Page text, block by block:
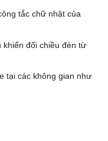
tắc chữ nhật của
khiển đổi chiều đèn từ
tại các không gian như